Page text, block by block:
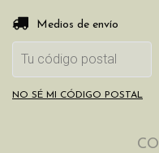
Entregas para el CP:
Medios de envío
NO SÉ MI CÓDIGO POSTAL